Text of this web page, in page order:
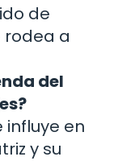
de
rodea a
del
influye en
y su